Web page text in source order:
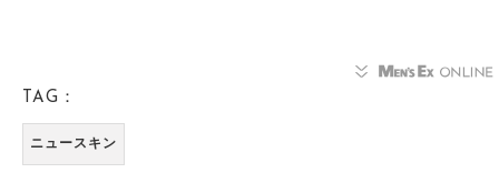
TAG：
ニュースキン